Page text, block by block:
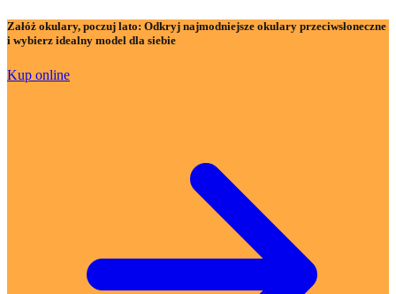
Załóż okulary, poczuj lato: Odkryj najmodniejsze okulary przeciwsłoneczne
i wybierz idealny model dla siebie
Kup online